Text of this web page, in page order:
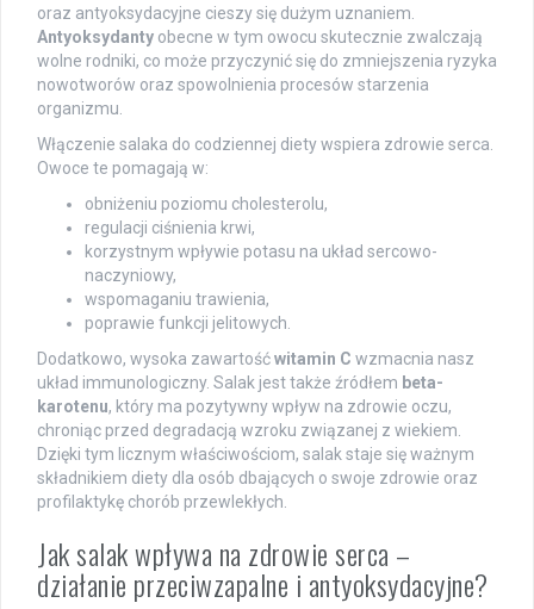
oraz antyoksydacyjne cieszy się dużym uznaniem.
Antyoksydanty obecne w tym owocu skutecznie zwalczają
wolne rodniki, co może przyczynić się do zmniejszenia ryzyka
nowotworów oraz spowolnienia procesów starzenia
organizmu.
Włączenie salaka do codziennej diety wspiera zdrowie serca.
Owoce te pomagają w:
obniżeniu poziomu cholesterolu,
regulacji ciśnienia krwi,
korzystnym wpływie potasu na układ sercowo-
naczyniowy,
wspomaganiu trawienia,
poprawie funkcji jelitowych.
Dodatkowo, wysoka zawartośćwitamin C wzmacnia nasz
układ immunologiczny. Salak jest także źródłem beta-
karotenu, który ma pozytywny wpływ na zdrowie oczu,
chroniąc przed degradacją wzroku związanej z wiekiem.
Dzięki tym licznym właściwościom, salak staje się ważnym
składnikiem diety dla osób dbających o swoje zdrowie oraz
profilaktykę chorób przewlekłych.
Jak salak wpływa na zdrowie serca –
działanie przeciwzapalne i antyoksydacyjne?